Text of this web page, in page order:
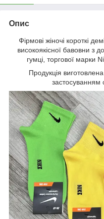
Опис
Фірмові жіночі короткі
високоякісної бавовни з
гумці, торгової марки
Продукція
застосуванням